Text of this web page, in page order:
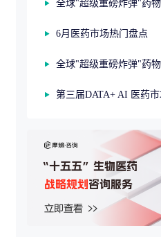
6月医药市场热门盘点